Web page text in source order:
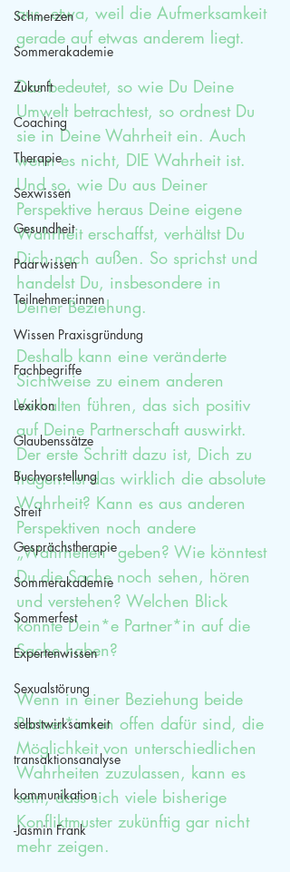
Schmerzen
Sommerakademie
Zukunft
Coaching
Therapie
Sexwissen
Gesundheit
Paarwissen
Teilnehmer:innen
Wissen Praxisgründung
Fachbegriffe
Lexikon
Glaubenssätze
Buchvorstellung
Streit
Gesprächstherapie
Sommerakademie
Sommerfest
Expertenwissen
Sexualstörung
selbstwirksamkeit
transaktionsanalyse
kommunikation
-Jasmin Frank
aus, etwa, weil die Aufmerksamkeit
gerade auf etwas anderem liegt.
Das bedeutet, so wie Du Deine
Umwelt betrachtest, so ordnest Du
sie in Deine Wahrheit ein. Auch
wenn es nicht, DIE Wahrheit ist.
Und so, wie Du aus Deiner
Perspektive heraus Deine eigene
Wahrheit erschaffst, verhältst Du
Dich nach außen. So sprichst und
handelst Du, insbesondere in
Deiner Beziehung.
Deshalb kann eine veränderte
Sichtweise zu einem anderen
Verhalten führen, das sich positiv
auf Deine Partnerschaft auswirkt.
Der erste Schritt dazu ist, Dich zu
fragen: Ist das wirklich die absolute
Wahrheit? Kann es aus anderen
Perspektiven noch andere
„Wahrheiten“ geben? Wie könntest
Du die Sache noch sehen, hören
und verstehen? Welchen Blick
könnte Dein*e Partner*in auf die
Sache haben?
Wenn in einer Beziehung beide
Partner*innen offen dafür sind, die
Möglichkeit von unterschiedlichen
Wahrheiten zuzulassen, kann es
sein, dass sich viele bisherige
Konfliktmuster zukünftig gar nicht
mehr zeigen.